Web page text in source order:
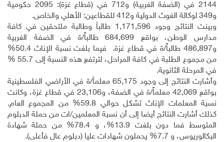
2144 في (الضفة الغربية) و712 في (قطاع غزة)
:
2095 حكومية
و349 لوكالة الغوث الدولية و412 للقطاعين: الأهلي والخاص.
وبينت النتائج وجود1,171,596 طالباً وطالبة ملتحقين في كافة
مدارس الوطن، بواقع 684,699طالباً/ة في الضفة الغربية
و486,897 طالباً/ة في قطاع غزة. فيما بلغت نسبة الإناث 50.4
%
من مجموع الطلبة في كافة المراحل، لترتفع هذه النسبة إلى 55.7
%
في المرحلة الثانوية.
وأشارت النتائج إلى وجود 65,175 معلماً/ة في الأراضي الفلسطينية
بواقع 42,069 معلماً/ة في الضفة، و23,106 في قطاع غزة، وكانت
نسبة المعلمات الإناث تشكل حوالي 59.8% من المجموع العام.
كذلك أشارت النتائج أيضا إلى أن نسبة المعلمين/ات من حملة الدبلوم
المتوسط فما دون بلغت 13.9%، و 78.4% من حملة شهادة
البكالوريوس، و 7.7% يحملون شهادات عليا (دبلوم عال فأعلى).